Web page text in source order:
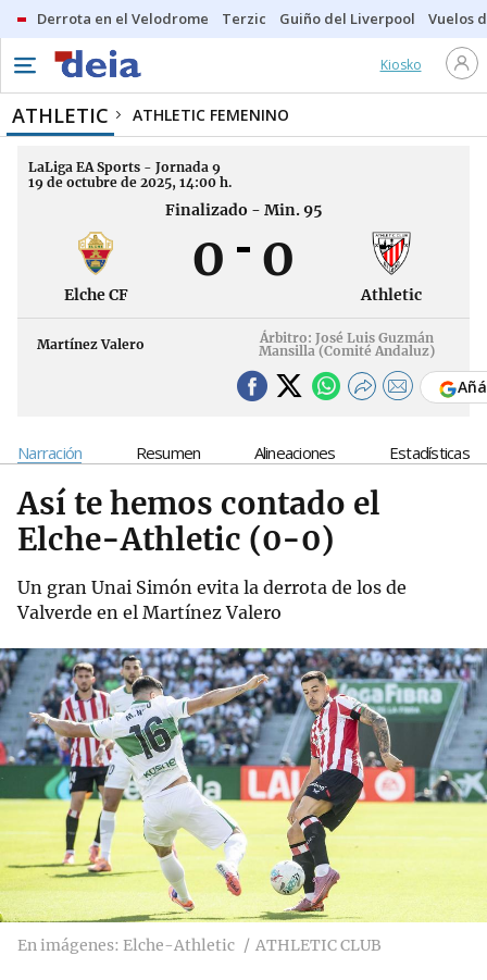
Derrota en el Velodrome Terzic Guiño del Liverpool Vuelos
Kiosko
ATHLETIC ATHLETIC FEMENINO
LaLiga EA Sports - Jornada 9
19 de octubre de 2025, 14:00 h.
Finalizado - Min. 95
Elche CF
0 0
Athletic
Martínez Valero
Árbitro: José Luis Guzmán
Mansilla (Comité Andaluz)
Narración Resumen Alineaciones Estadísticas
Así te hemos contado el
Elche-Athletic (0-0)
Un gran Unai Simón evita la derrota de los de
Valverde en el Martínez Valero
En imágenes: Elche-Athletic ATHLETIC CLUB